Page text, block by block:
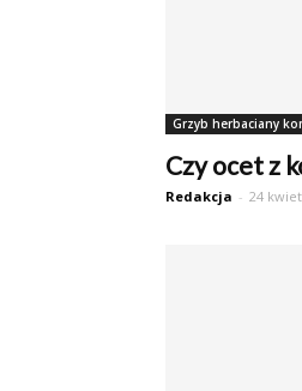
Grzyb herbaciany
Czy ocet z
Redakcja - 24